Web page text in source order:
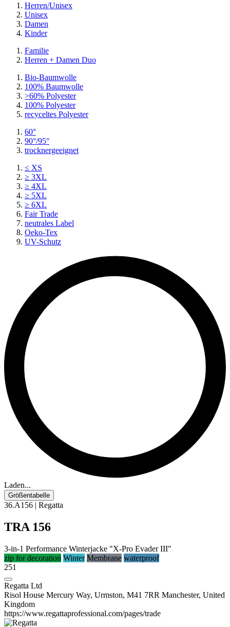
Herren/Unisex
Unisex
Damen
Kinder
Familie
Herren + Damen Duo
Bio-Baumwolle
100% Baumwolle
>60% Polyester
100% Polyester
recyceltes Polyester
60°
90°/95°
trocknergeeignet
≤ XS
≥ 3XL
≥ 4XL
≥ 5XL
≥ 6XL
Fair Trade
neutrales Label
Oeko-Tex
UV-Schutz
Laden...
Größentabelle
36.A156 | Regatta
TRA 156
3-in-1 Performance Winterjacke "X-Pro Evader III"
zip for decoration Winter Membrane waterproof
251
Regatta Ltd
Risol House Mercury Way, Urmston, M41 7RR Manchester, United
Kingdom
https://www.regattaprofessional.com/pages/trade